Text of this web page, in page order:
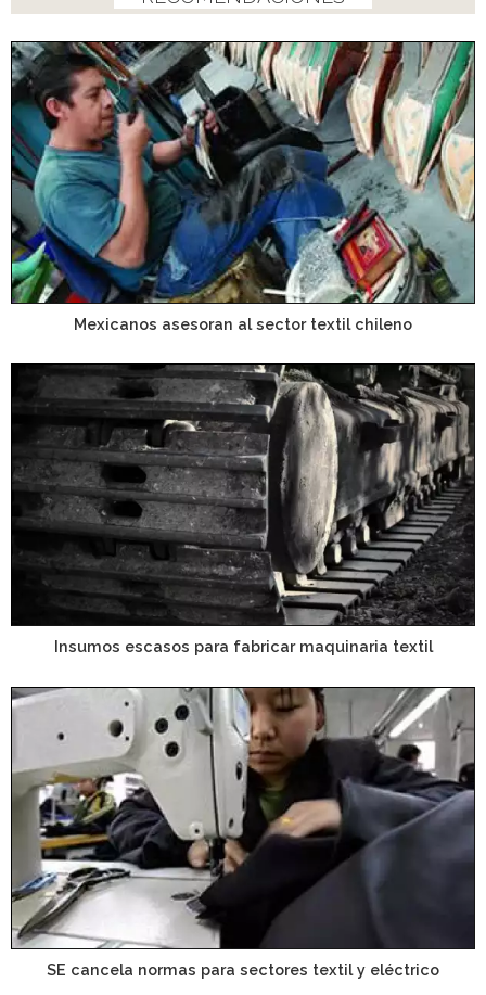
Mexicanos asesoran al sector textil chileno
Insumos escasos para fabricar maquinaria textil
SE cancela normas para sectores textil y eléctrico